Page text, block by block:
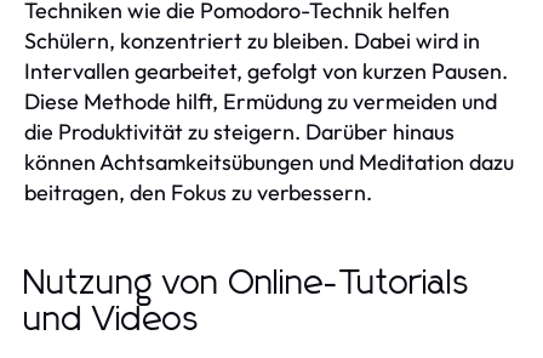
Techniken wie die Pomodoro-Technik helfen
Schülern, konzentriert zu bleiben. Dabei wird in
Intervallen gearbeitet, gefolgt von kurzen Pausen.
Diese Methode hilft, Ermüdung zu vermeiden und
die Produktivität zu steigern. Darüber hinaus
können Achtsamkeitsübungen und Meditation dazu
beitragen, den Fokus zu verbessern.
Nutzung von Online-Tutorials
und Videos